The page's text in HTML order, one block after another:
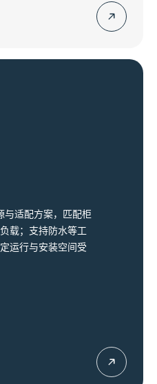
与适配方案，匹配柜
载；支持防水等工
运行与安装空间受